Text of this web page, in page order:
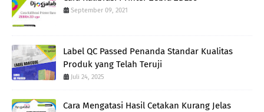
September 09, 2021
Label QC Passed Penanda Standar Kualitas
Produk yang Telah Teruji
Juli 24, 2025
Cara Mengatasi Hasil Cetakan Kurang Jelas